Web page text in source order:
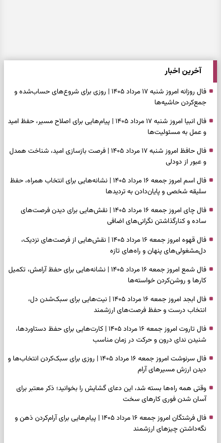
آخرین اخبار
فال روزانه امروز شنبه ۱۷ مرداد ۱۴۰۵ | روزی برای شروع‌های حساب‌شده و
جمع‌کردن حاشیه‌ها
فال انبیا امروز شنبه ۱۷ مرداد ۱۴۰۵ | پیام‌هایی برای اصلاح مسیر، حفظ امید
و عمل به مسئولیت‌ها
فال حافظ امروز شنبه ۱۷ مرداد ۱۴۰۵ | فرصت بازسازی امید، شناخت همدل
و عبور از دودلی
فال اسم امروز جمعه ۱۶ مرداد ۱۴۰۵ | نشانه‌هایی برای انتخاب همراه، حفظ
سلیقه شخصی و پایان‌دادن به تردیدها
فال چای امروز جمعه ۱۶ مرداد ۱۴۰۵ | نقش‌هایی برای دیدن فرصت‌های
ساده و کنارگذاشتن نگرانی‌های اضافی
فال قهوه امروز جمعه ۱۶ مرداد ۱۴۰۵ | نقش‌هایی از فرصت‌های نزدیک،
دل‌مشغولی‌های پنهان و راه‌های تازه
فال شمع امروز جمعه ۱۶ مرداد ۱۴۰۵ | نشانه‌هایی برای حفظ آرامش، تکمیل
کارها و روشن‌کردن خواسته‌ها
فال ابجد امروز جمعه ۱۶ مرداد ۱۴۰۵ | نیت‌هایی برای سبک‌شدن دل،
انتخاب درست و حفظ فرصت‌های ارزشمند
فال تاروت امروز جمعه ۱۶ مرداد ۱۴۰۵ | کارت‌هایی برای حفظ دستاوردها،
شنیدن ندای درون و حرکت در زمان مناسب
فال سرنوشت امروز جمعه ۱۶ مرداد ۱۴۰۵ | روزی برای سبک‌کردن انتخاب‌ها و
دیدن ارزش مسیرهای آرام
وقتی همه راه‌ها بسته شد، این دعای گشایش را بخوانید؛ ذکر معتبر برای
آسان شدن فوری کارهای سخت
فال فرشتگان امروز جمعه ۱۶ مرداد ۱۴۰۵ | پیام‌هایی برای آرام‌کردن ذهن و
نگه‌داشتن چیزهای ارزشمند